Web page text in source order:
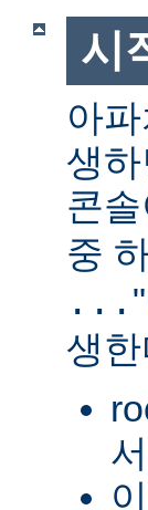
시
아
생
콘
중
...
생